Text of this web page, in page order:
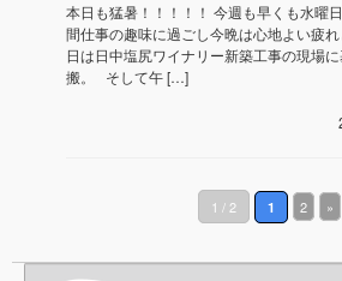
本日も猛暑！！！！！ 今週も早くも水曜
間仕事の趣味に過ごし今晩は心地よい疲
日は日中塩尻ワイナリー新築工事の現場
搬。 そして午 […]
1 / 2 1 2 »